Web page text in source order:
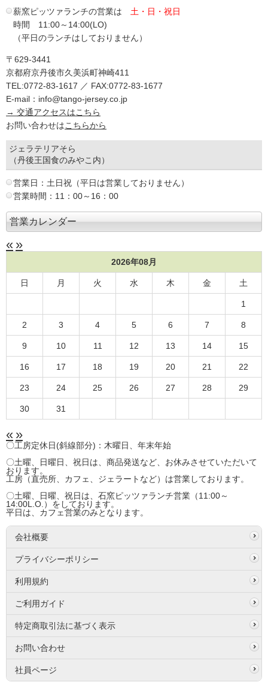
薪窯ピッツァランチの営業は 土・日・祝日
時間 11:00～14:00(LO)
（平日のランチはしておりません）
〒629-3441
京都府京丹後市久美浜町神崎411
TEL:0772-83-1617 ／ FAX:0772-83-1677
E-mail：info@tango-jersey.co.jp
→ 交通アクセスはこちら
お問い合わせはこちらから
ジェラテリアそら
（丹後王国食のみやこ内）
営業日：土日祝（平日は営業しておりません）
営業時間：11：00～16：00
営業カレンダー
« »
2026年08月
日 月 火 水 木 金 土
1
2 3 4 5 6 7 8
9 10 11 12 13 14 15
16 17 18 19 20 21 22
23 24 25 26 27 28 29
30 31
« »
〇工房定休日(斜線部分)：木曜日、年末年始
〇土曜、日曜日、祝日は、商品発送など、お休みさせていただいて
おります。
工房（直売所、カフェ、ジェラートなど）は営業しております。
〇土曜、日曜、祝日は、石窯ピッツァランチ営業（11:00～
14:00L.O.）をしております。
平日は、カフェ営業のみとなります。
会社概要
プライバシーポリシー
利用規約
ご利用ガイド
特定商取引法に基づく表示
お問い合わせ
社員ページ